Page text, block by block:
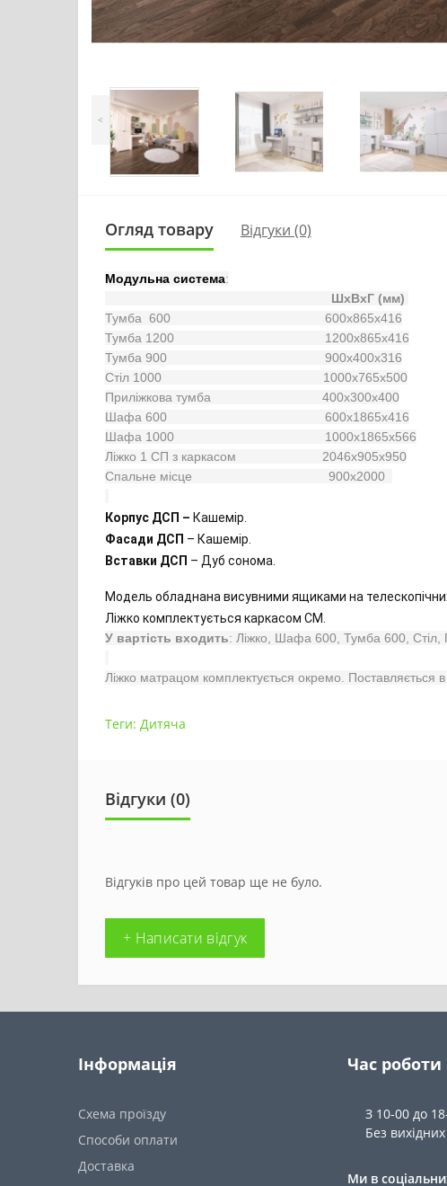
<
Огляд товару Відгуки (0)
Модульна система
  ШхВхГ (мм)
Тумба  600                                           600х865х416
Тумба 1200                                          1200х865х416
Тумба 900                                            900х400х316
Стіл 1000                                             1000х765х500
Приліжкова тумба                               400х300х400
Шафа 600                                            600х1865х416
Шафа 1000                                          1000х1865х566
Ліжко 1 СП з каркасом                        2046х905х950
Спальне місце                                      900х2000
Корпус ДСП – Кашемір.
Фасади ДСП – Кашемір.
Вставки ДСП – Дуб сонома.
Модель обладнана висувними ящиками на
Ліжко комплектується каркасом СМ.
У вартість входить: Ліжко, Шафа 600, Тумба 600, Стіл,
Ліжко матрацом комплектується окремо. Поставляється в
Теги: Дитяча
Відгуки (0)
Відгуків про цей товар ще не було.
+ Написати відгук
Інформація
Схема проїзду
Способи оплати
Доставка
Час роботи
З 10-00 до
Без вихідних
Ми в